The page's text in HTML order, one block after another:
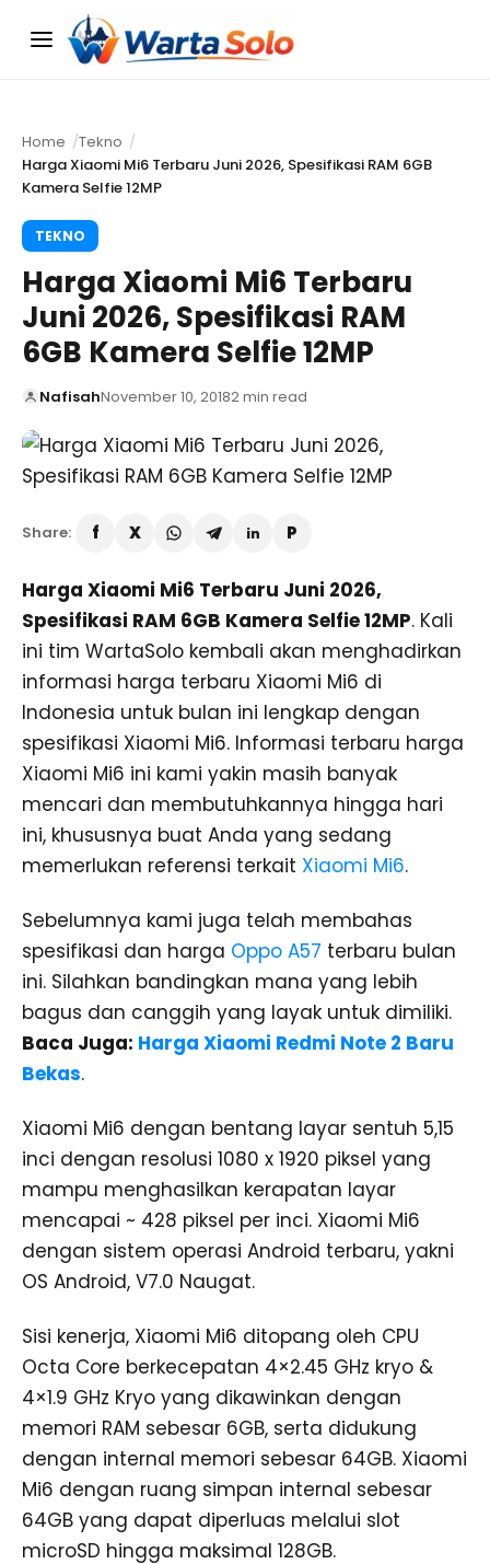
Menu
Home
Tekno
Harga Xiaomi Mi6 Terbaru Juni 2026, Spesifikasi RAM 6GB
Kamera Selfie 12MP
TEKNO
Harga Xiaomi Mi6 Terbaru
Juni 2026, Spesifikasi RAM
6GB Kamera Selfie 12MP
NafisahNovember 10, 20182 min read
Share:
Harga Xiaomi Mi6 Terbaru Juni 2026,
Spesifikasi RAM 6GB Kamera Selfie 12MP. Kali
ini tim WartaSolo kembali akan menghadirkan
informasi harga terbaru Xiaomi Mi6 di
Indonesia untuk bulan ini lengkap dengan
spesifikasi Xiaomi Mi6. Informasi terbaru harga
Xiaomi Mi6 ini kami yakin masih banyak
mencari dan membutuhkannya hingga hari
ini, khususnya buat Anda yang sedang
memerlukan referensi terkait Xiaomi Mi6.
Sebelumnya kami juga telah membahas
spesifikasi dan harga Oppo A57 terbaru bulan
ini. Silahkan bandingkan mana yang lebih
bagus dan canggih yang layak untuk dimiliki.
Baca Juga: Harga Xiaomi Redmi Note 2 Baru
Bekas.
Xiaomi Mi6 dengan bentang layar sentuh 5,15
inci dengan resolusi 1080 x 1920 piksel yang
mampu menghasilkan kerapatan layar
mencapai ~ 428 piksel per inci. Xiaomi Mi6
dengan sistem operasi Android terbaru, yakni
OS Android, V7.0 Naugat.
Sisi kenerja, Xiaomi Mi6 ditopang oleh CPU
Octa Core berkecepatan 4×2.45 GHz kryo &
4×1.9 GHz Kryo yang dikawinkan dengan
memori RAM sebesar 6GB, serta didukung
dengan internal memori sebesar 64GB. Xiaomi
Mi6 dengan ruang simpan internal sebesar
64GB yang dapat diperluas melalui slot
microSD hingga maksimal 128GB.